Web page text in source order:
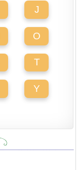
J
O
T
Y